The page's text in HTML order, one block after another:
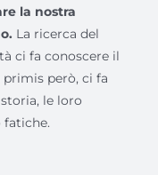
la nostra
La ricerca del
ci fa conoscere il
però, ci fa
le loro
fatiche.